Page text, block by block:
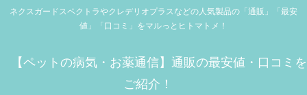
ネクスガードスペクトラやクレデリオプラスなどの人気製品の「通販」「最安
値」「口コミ」をマルっとヒトマトメ！
【ペットの病気・お薬通信】通販の最安値・口コミを
ご紹介！